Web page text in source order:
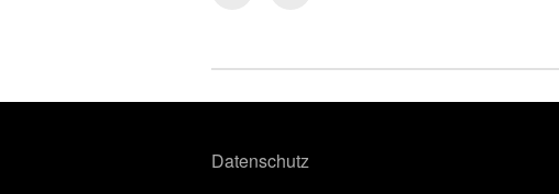
Datenschutz